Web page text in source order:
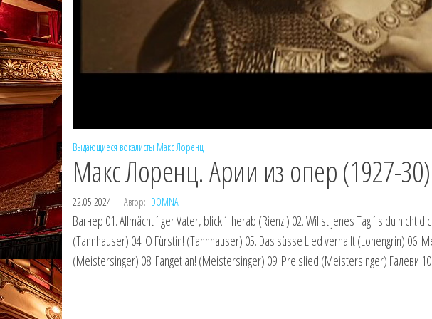
Выдающиеся вокалисты Макс Лоренц
Макс Лоренц. Арии из опер (1927-30)
22.05.2024 Автор: DOMNA
Вагнер 01. Allmächt´ger Vater, blick´ herab (Rienzi) 02. Willst jenes Tag´s du nicht
(Tannhauser) 04. O Fürstin! (Tannhauser) 05. Das süsse Lied verhallt (Lohengrin) 06.
(Meistersinger) 08. Fanget an! (Meistersinger) 09. Preislied (Meistersinger) Галеви